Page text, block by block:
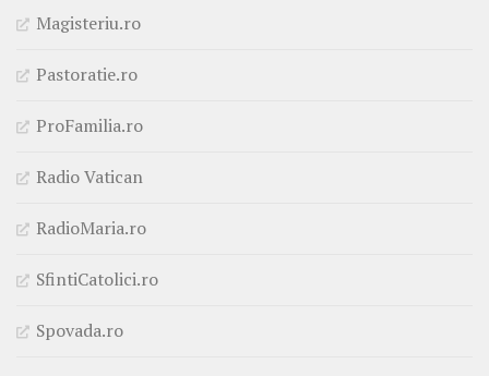
Magisteriu.ro
Pastoratie.ro
ProFamilia.ro
Radio Vatican
RadioMaria.ro
SfintiCatolici.ro
Spovada.ro